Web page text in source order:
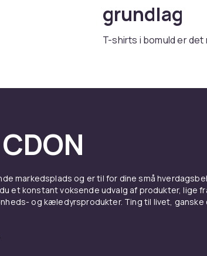
grundlag
T-shirts i bomuld er
Pasformer
Bomuld giver blødhed
Bomuld-elastan giver
markedsplads og er til for dine små
et konstant voksende udvalg af produkter, lige
og kæledyrsprodukter. Ting til livet, ganske